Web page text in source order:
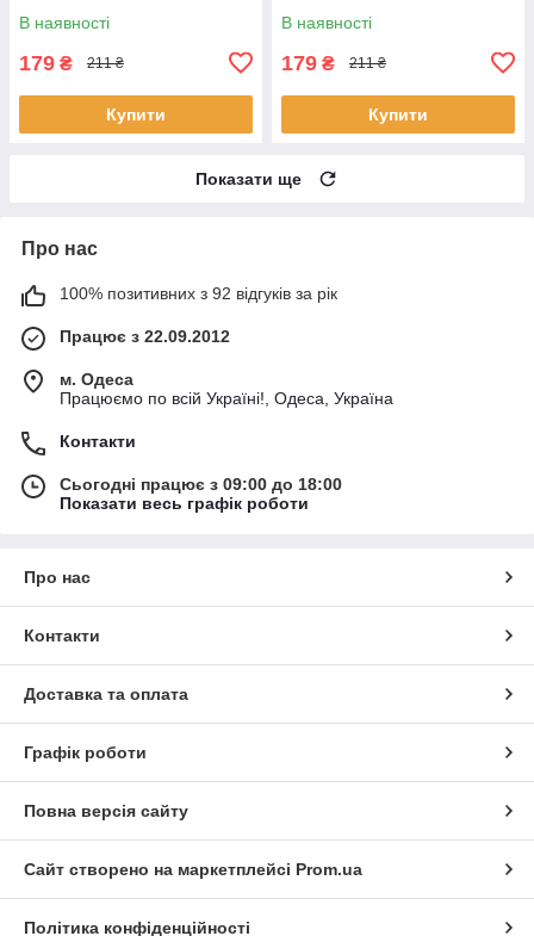
В наявності
179 ₴ 211 ₴
Купити
В наявності
179 ₴ 211 ₴
Купити
Показати ще
Про нас
100% позитивних з 92 відгуків за рік
Працює з 22.09.2012
м. Одеса
Працюємо по всій Україні!, Одеса, Україна
Контакти
Сьогодні працює з 09:00 до 18:00
Показати весь графік роботи
Про нас
Контакти
Доставка та оплата
Графік роботи
Повна версія сайту
Сайт створено на маркетплейсі Prom.ua
Політика конфіденційності